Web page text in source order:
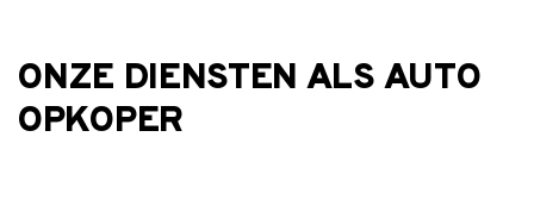
ONZE DIENSTEN ALS AUTO
OPKOPER